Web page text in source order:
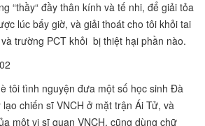
“thầy“ đầy thân kính và tế nhi, để giải tỏa
lúc bấy giờ, và giải thoát cho tôi khỏi tai
trường PCT khỏi bị thiệt hại phần nào.
tôi tình nguyện đưa một số học sinh Đà
chiến sĩ VNCH ở mặt trận Ái Tử, và
một vị sĩ quan VNCH, cũng dùng chữ